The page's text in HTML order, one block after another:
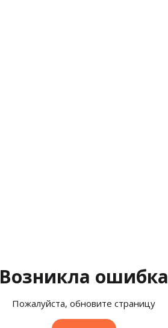
Возникла ошибка
Пожалуйста, обновите страницу